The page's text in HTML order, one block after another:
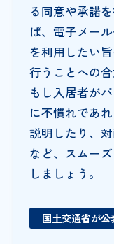
る同意や承諾
ば、電子メー
を利用したい
行うことへの
もし入居者が
に不慣れであ
説明したり、
など、スムー
しましょう。
国土交通省が